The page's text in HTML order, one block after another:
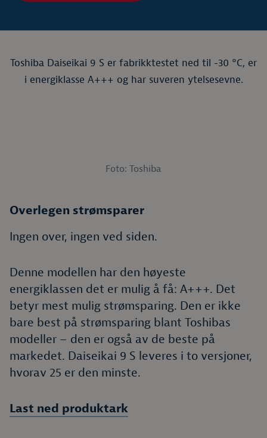
Toshiba Daiseikai 9 S er fabrikktestet ned til -30 °C, er
i energiklasse A+++ og har suveren ytelsesevne.
Foto: Toshiba
Overlegen strømsparer
Ingen over, ingen ved siden.
Denne modellen har den høyeste
energiklassen det er mulig å få: A+++. Det
betyr mest mulig strømsparing. Den er ikke
bare best på strømsparing blant Toshibas
modeller – den er også av de beste på
markedet. Daiseikai 9 S leveres i to versjoner,
hvorav 25 er den minste.
Last ned produktark